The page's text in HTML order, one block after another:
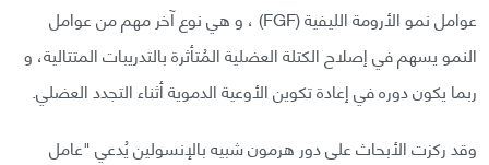
عوامل نمو الأرومة الليفية (FGF) ، و هي نوع آخر مهم من عوامل
النمو يسهم في إصلاح الكتلة العضلية المُتأثرة بالتدريبات المتتالية، و
ربما يكون دوره في إعادة تكوين الأوعية الدموية أثناء التجدد العضلي.
وقد ركزت الأبحاث على دور هرمون شبيه بالإنسولين يُدعي "عامل